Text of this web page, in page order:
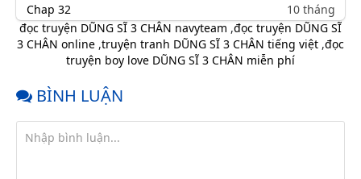
Chap 32
10 tháng
trước
Chap 31
10 tháng
Chap 30
Chap 29
đọc truyện DŨNG SĨ 3 CHÂN navyteam ,đọc truyện DŨNG SĨ
3 CHÂN online ,truyện tranh DŨNG SĨ 3 CHÂN tiếng việt ,đọc
truyện boy love DŨNG SĨ 3 CHÂN miễn phí
BÌNH LUẬN